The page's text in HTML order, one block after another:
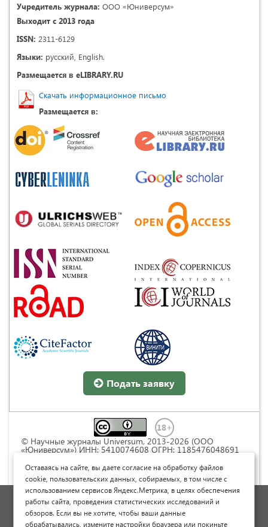
Учредитель журнала: ООО «Юниверсум»
Выходит с 2013 года
ISSN: 2311-6129
Языки: русский, English.
Размещается в eLIBRARY.RU
Скачать информационное письмо
Размещается в:
Подать заявку
© Научные журналы Universum, 2013-2026 (ООО
«Юниверсум») ИНН: 5410074608 ОГРН: 1185476048691
Commons « Attribution» («Атрибуция») 4.0
Непортированная
Политика обработки персональных данных
Договор оферты
Оставаясь на сайте, вы даете согласие на обработку файлов
cookie, пользовательских данных, собираемых, в том числе с
использованием сервисов Яндекс.Метрика, в целях обеспечения
работы сайта, проведения статистических исследований и
обзоров. Если вы не хотите, чтобы ваши данные
обрабатывались, измените настройки браузера или покиньте